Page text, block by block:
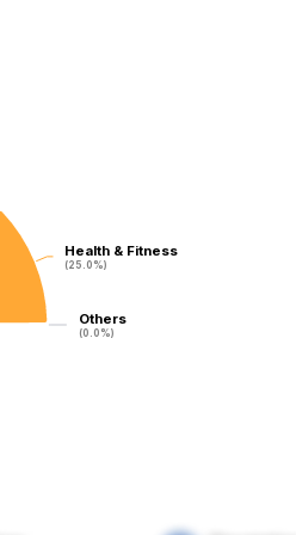
Health & Fitness
(25.0%)
Health & Fitness
(25.0%)
Others
(0.0%)
Others
(0.0%)